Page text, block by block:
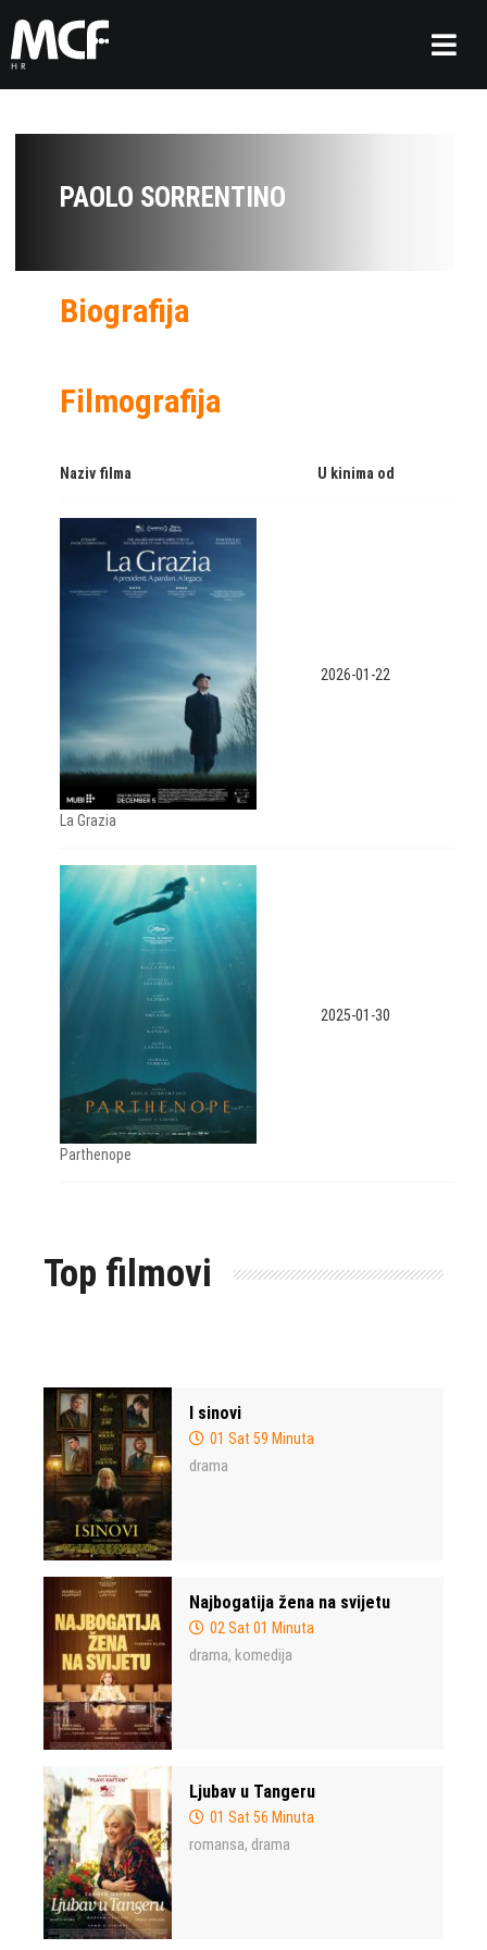
PAOLO SORRENTINO
Biografija
Filmografija
Naziv filma U kinima od
La Grazia
2026-01-22
Parthenope
2025-01-30
Top filmovi
I sinovi
01 Sat 59 Minuta
drama
Najbogatija žena na svijetu
02 Sat 01 Minuta
drama, komedija
Ljubav u Tangeru
01 Sat 56 Minuta
romansa, drama